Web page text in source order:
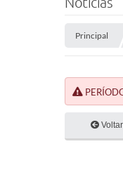
Principal
Voltar